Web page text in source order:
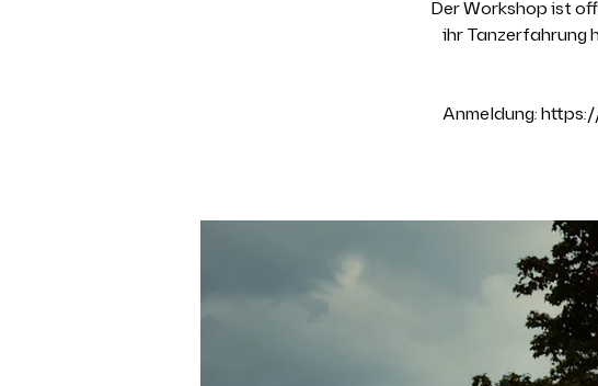
Der Workshop ist
ihr Tanzerfahrung
Anmeldung: